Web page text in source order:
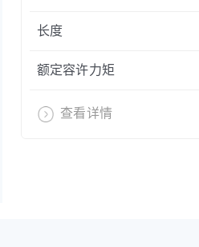
长度
额定容许力矩
查看详情